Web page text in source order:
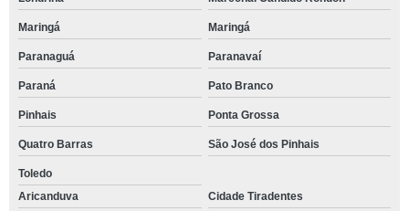
Maringá Maringá
Paranaguá Paranavaí
Paraná Pato Branco
Pinhais Ponta Grossa
Quatro Barras São José dos Pinhais
Toledo
Aricanduva
Cidade Tiradentes